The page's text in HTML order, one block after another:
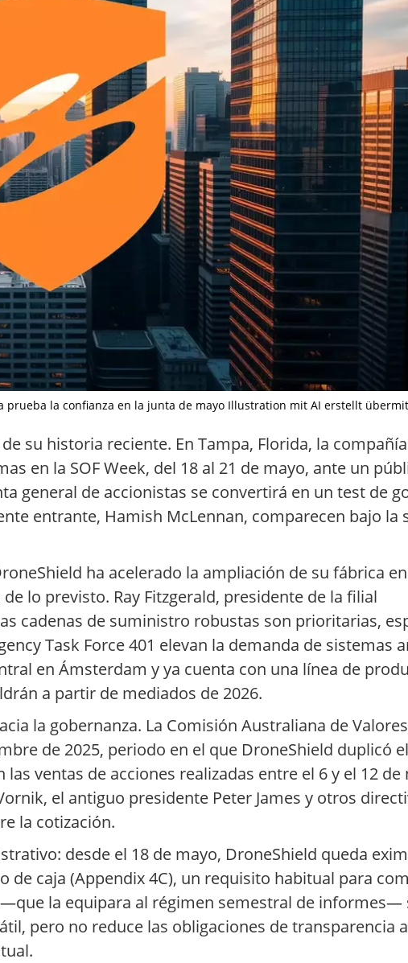
prueba la confianza en la junta de mayo Illustration mit AI erstellt
su historia reciente. En Tampa, Florida, la compañía
en la SOF Week, del 18 al 21 de mayo, ante un
general de accionistas se convertirá en un test de
entrante, Hamish McLennan, comparecen bajo la
ha acelerado la ampliación de su fábrica
lo previsto. Ray Fitzgerald, presidente de la filial
cadenas de suministro robustas son prioritarias,
Task Force 401 elevan la demanda de sistemas
en Ámsterdam y ya cuenta con una línea de
a partir de mediados de 2026.
la gobernanza. La Comisión Australiana de
de 2025, periodo en el que DroneShield duplicó
ventas de acciones realizadas entre el 6 y el 12
el antiguo presidente Peter James y otros
la cotización.
desde el 18 de mayo, DroneShield queda
caja (Appendix 4C), un requisito habitual para
la equipara al régimen semestral de informes—
pero no reduce las obligaciones de transparencia